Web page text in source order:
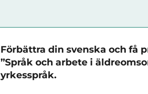
Förbättra din svenska och få
”Språk och arbete i
yrkesspråk.